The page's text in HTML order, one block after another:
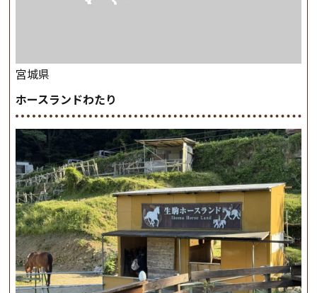
宮城県
ホースランドわたり